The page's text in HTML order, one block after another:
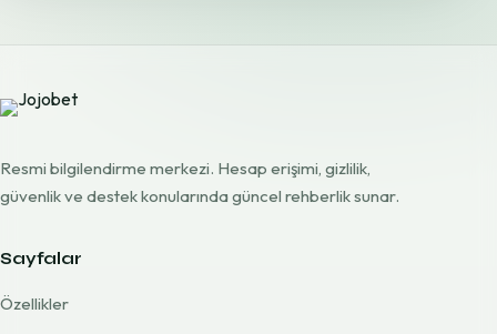
Resmi bilgilendirme merkezi. Hesap erişimi, gizlilik,
güvenlik ve destek konularında güncel rehberlik sunar.
Sayfalar
Özellikler